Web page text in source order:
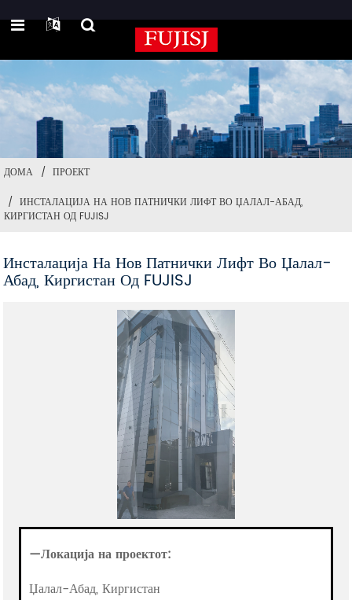
ДОМА
ПРОЕКТ
ИНСТАЛАЦИЈА НА НОВ ПАТНИЧКИ ЛИФТ ВО ЏАЛАЛ-АБАД,
КИРГИСТАН ОД FUJISJ
Инсталација На Нов Патнички Лифт Во Џалал-
Абад, Киргистан Од FUJISJ
—Локација на проектот:
Џалал-Абад, Киргистан